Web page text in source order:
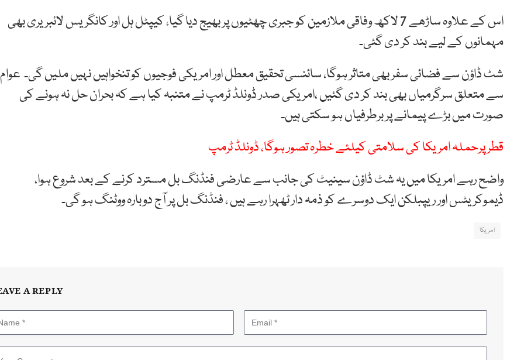
اس کے علاوہ ساڑھے 7 لاکھ وفاقی ملازمین کو جبری چھٹیوں پر بھیج دیا گیا، کیپٹل ہل اور کانگریس لائبریری بھی
مہمانوں کے لیے بند کر دی گئی۔
شٹ ڈاؤن سے فضائی سفر بھی متاثر ہوگا، سائنسی تحقیق معطل اور امریکی فوجیوں کو تنخواہیں نہیں ملیں گی۔ عوام
سے متعلق سرگرمیاں بھی بند کر دی گئیں ،امریکی صدر ڈونلڈ ٹرمپ نے متنبہ کیا ہے کہ بحران حل نہ ہونے کی
صورت میں بڑے پیمانے پر برطرفیاں ہو سکتی ہیں۔
قطرپرحملہ امریکا کی سلامتی کیلئے خطرہ تصور ہوگا، ڈونلڈ ٹرمپ
واضح رہے امریکا میں یہ شٹ ڈاؤن سینیٹ کی جانب سے عارضی فنڈنگ بل مسترد کرنے کے بعد شروع ہوا،
ڈیموکریٹس اور ریپبلکن ایک دوسرے کو ذمہ دار ٹھہرا رہے ہیں ، فنڈنگ بل پر آج دوبارہ ووٹنگ ہو گی۔
امریکا
A REPLY